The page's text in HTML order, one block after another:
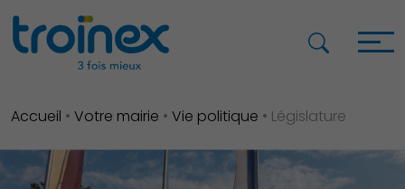
Accueil • Votre mairie • Vie politique • Législature